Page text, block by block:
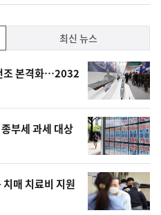
최신 뉴스
조 본격화…2032
부세 과세 대상
매 치료비 지원